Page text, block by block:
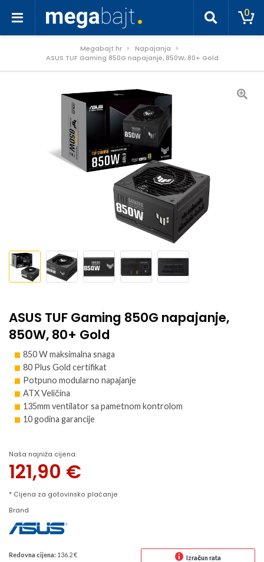
0
Megabajt.hr
Napajanja
ASUS TUF Gaming 850G napajanje, 850W, 80+ Gold
ASUS TUF Gaming 850G napajanje,
850W, 80+ Gold
850 W maksimalna snaga
80 Plus Gold certifikat
Potpuno modularno napajanje
ATX Veličina
135mm ventilator sa pametnom kontrolom
10 godina garancije
Naša najniža cijena:
121,90 €
* Cijena za gotovinsko plaćanje
Brand
Redovna cijena: 136.2 € Izračun rata